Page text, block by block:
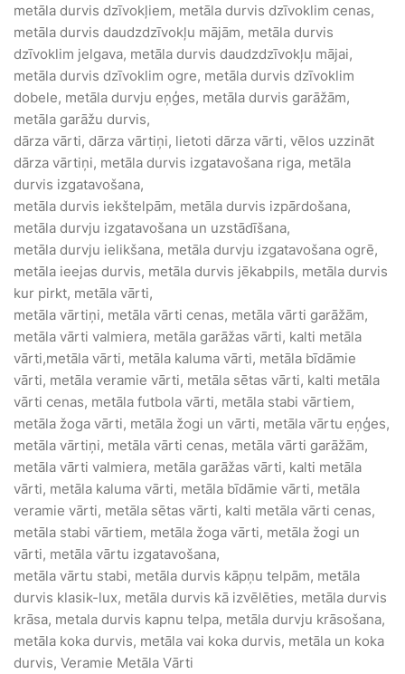
metāla durvis dzīvokļiem, metāla durvis dzīvoklim cenas,
metāla durvis daudzdzīvokļu mājām, metāla durvis
dzīvoklim jelgava, metāla durvis daudzdzīvokļu mājai,
metāla durvis dzīvoklim ogre, metāla durvis dzīvoklim
dobele, metāla durvju eņģes, metāla durvis garāžām,
metāla garāžu durvis,
dārza vārti, dārza vārtiņi, lietoti dārza vārti, vēlos uzzināt
dārza vārtiņi, metāla durvis izgatavošana riga, metāla
durvis izgatavošana,
metāla durvis iekštelpām, metāla durvis izpārdošana,
metāla durvju izgatavošana un uzstādīšana,
metāla durvju ielikšana, metāla durvju izgatavošana ogrē,
metāla ieejas durvis, metāla durvis jēkabpils, metāla durvis
kur pirkt, metāla vārti,
metāla vārtiņi, metāla vārti cenas, metāla vārti garāžām,
metāla vārti valmiera, metāla garāžas vārti, kalti metāla
vārti,metāla vārti, metāla kaluma vārti, metāla bīdāmie
vārti, metāla veramie vārti, metāla sētas vārti, kalti metāla
vārti cenas, metāla futbola vārti, metāla stabi vārtiem,
metāla žoga vārti, metāla žogi un vārti, metāla vārtu eņģes,
metāla vārtiņi, metāla vārti cenas, metāla vārti garāžām,
metāla vārti valmiera, metāla garāžas vārti, kalti metāla
vārti, metāla kaluma vārti, metāla bīdāmie vārti, metāla
veramie vārti, metāla sētas vārti, kalti metāla vārti cenas,
metāla stabi vārtiem, metāla žoga vārti, metāla žogi un
vārti, metāla vārtu izgatavošana,
metāla vārtu stabi, metāla durvis kāpņu telpām, metāla
durvis klasik-lux, metāla durvis kā izvēlēties, metāla durvis
krāsa, metala durvis kapnu telpa, metāla durvju krāsošana,
metāla koka durvis, metāla vai koka durvis, metāla un koka
durvis, Veramie Metāla Vārti